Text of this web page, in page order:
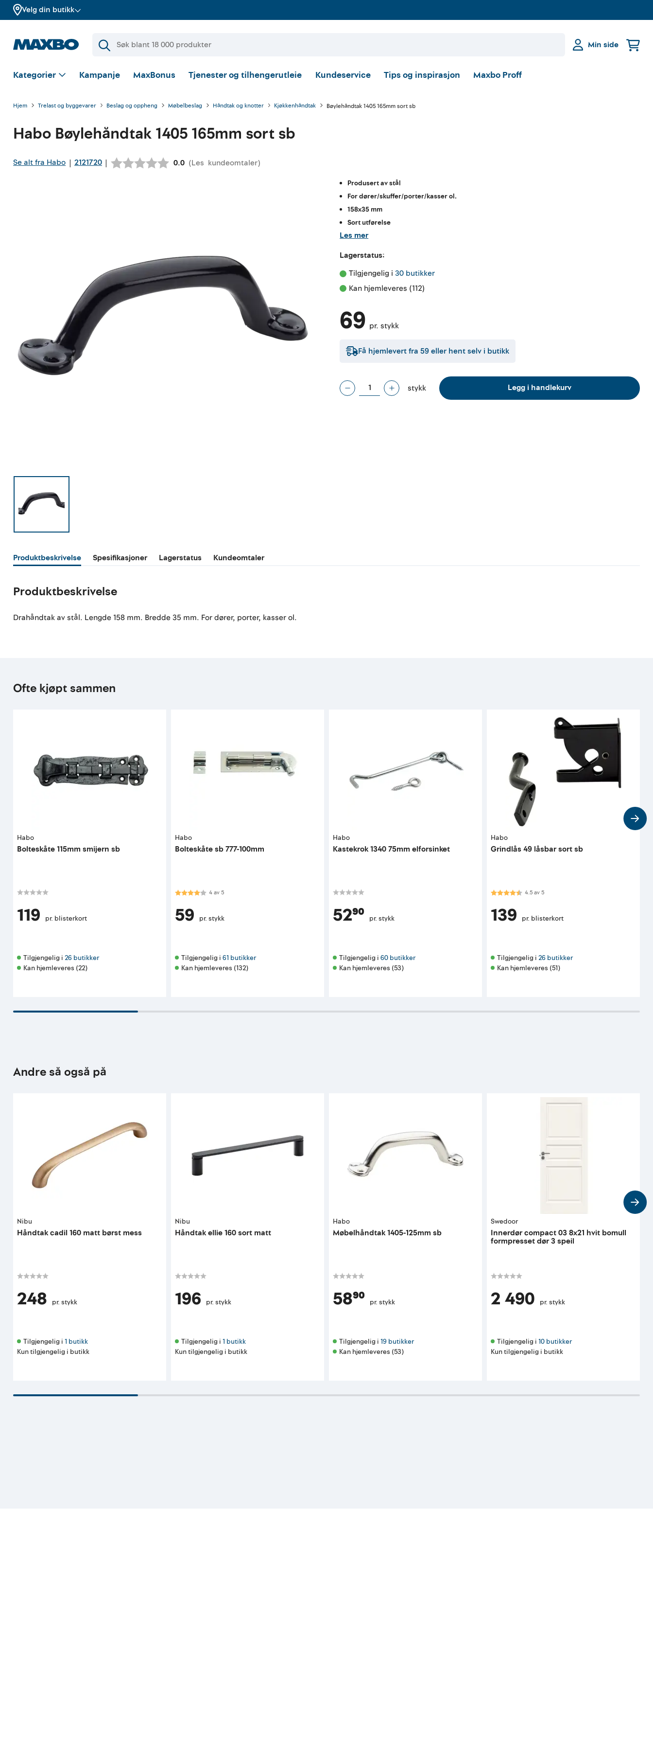
Velg din butikk
Min side
Kategorier Kampanje MaxBonus Tjenester og tilhengerutleie Kundeservice Tips og inspirasjon Maxbo Proff
Hjem Trelast og byggevarer Beslag og oppheng Møbelbeslag Håndtak og knotter Kjøkkenhåndtak Bøylehåndtak 1405 165mm sort sb
Habo Bøylehåndtak 1405 165mm sort sb
Se alt fra Habo | 2121720 | Gjennomsnittskarakter:
0.0 (Les kundeomtaler)
Produsert av stål
For dører/skuffer/porter/kasser ol.
158x35 mm
Sort utførelse
Les mer
Lagerstatus:
Tilgjengelig i 30 butikker
Kan hjemleveres (112)
69 pr. stykk
Få hjemlevert fra 59eller hent selv i butikk
stykk Legg i handlekurv
Produktbeskrivelse Spesifikasjoner Lagerstatus Kundeomtaler
Produktbeskrivelse
Drahåndtak av stål. Lengde 158 mm. Bredde 35 mm. For dører, porter, kasser ol.
Ofte kjøpt sammen
Habo
Bolteskåte 115mm smijern sb
119 pr. blisterkort
Tilgjengelig i 26 butikker
Kan hjemleveres (22)
Habo
Bolteskåte sb 777-100mm
Karakter:4.0 av 5 mulige
4av5
59 pr. stykk
Tilgjengelig i 61 butikker
Kan hjemleveres (132)
Habo
Kastekrok 1340 75mm elforsinket
52⁹⁰ pr. stykk
Tilgjengelig i 60 butikker
Kan hjemleveres (53)
Habo
Grindlås 49 låsbar sort sb
Karakter:4.5 av 5 mulige
4.5av5
139 pr. blisterkort
Tilgjengelig i 26 butikker
Kan hjemleveres (51)
Andre så også på
Nibu
Håndtak cadil 160 matt børst mess
248 pr. stykk
Tilgjengelig i 1 butikk
Kun tilgjengelig i butikk
Nibu
Håndtak ellie 160 sort matt
196 pr. stykk
Tilgjengelig i 1 butikk
Kun tilgjengelig i butikk
Habo
Møbelhåndtak 1405-125mm sb
58⁹⁰ pr. stykk
Tilgjengelig i 19 butikker
Kan hjemleveres (53)
Swedoor
Innerdør compact 03 8x21 hvit bomull
formpresset dør 3 speil
2 490 pr. stykk
Tilgjengelig i 10 butikker
Kun tilgjengelig i butikk